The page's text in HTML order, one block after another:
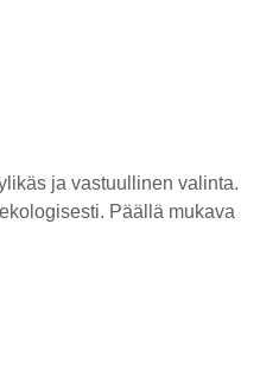
ja vastuullinen valinta.
Päällä mukava